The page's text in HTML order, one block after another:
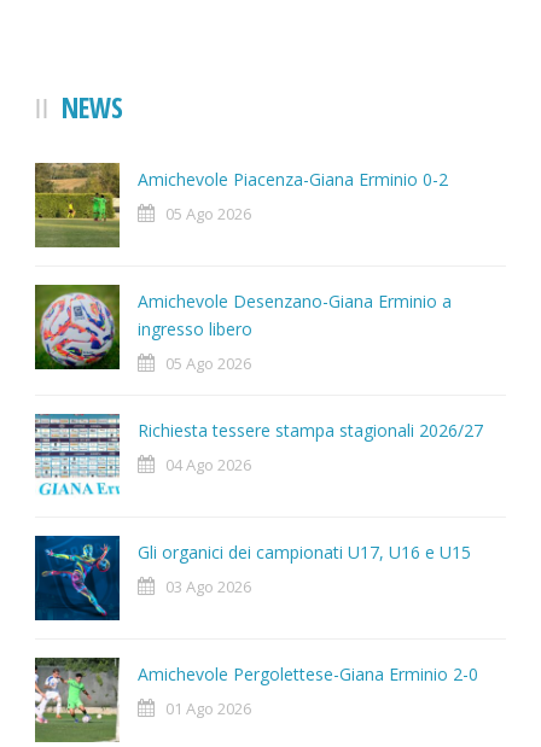
NEWS
Amichevole Piacenza-Giana Erminio 0-2
05 Ago 2026
Amichevole Desenzano-Giana Erminio a
ingresso libero
05 Ago 2026
Richiesta tessere stampa stagionali 2026/27
04 Ago 2026
Gli organici dei campionati U17, U16 e U15
03 Ago 2026
Amichevole Pergolettese-Giana Erminio 2-0
01 Ago 2026